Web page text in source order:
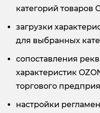
категорий товаров
загрузки
для выбранных
сопоставления
характеристик
торгового
настройки